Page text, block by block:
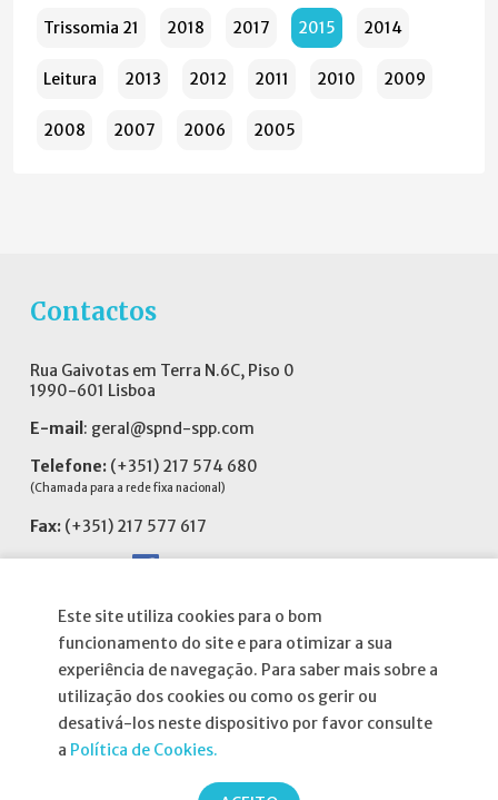
Este site utiliza cookies para o bom
funcionamento do site e para otimizar a sua
experiência de navegação. Para saber mais sobre a
utilização dos cookies ou como os gerir ou
desativá-los neste dispositivo por favor consulte
a Política de Cookies.
Trissomia 21 2018 2017 2015 2014
Leitura 2013 2012 2011 2010 2009
2008 2007 2006 2005
Contactos
Rua Gaivotas em Terra N.6C, Piso 0
1990-601 Lisboa
E-mail : geral@spnd-spp.com
Telefone: (+351) 217 574 680
(Chamada para a rede fixa nacional)
Fax: (+351) 217 577 617
Informações
Atribuição da Bolsa SPND